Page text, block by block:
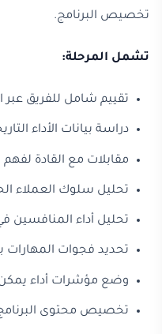
تخصيص البرنامج.
تشمل المرحلة:
تقييم شامل للفريق عبر
دراسة بيانات الأداء
مقابلات مع القادة لفهم
تحليل سلوك العملاء
تحليل أداء المنافسين
تحديد فجوات المهارات
وضع مؤشرات أداء
تخصيص محتوى البرنامج